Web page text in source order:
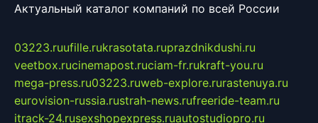
Актуальный каталог компаний по всей России
03223.ruufille.rukrasotata.ruprazdnikdushi.ru
veetbox.rucinemapost.ruciam-fr.rukraft-you.ru
mega-press.ru03223.ruweb-explore.rurastenuya.ru
eurovision-russia.rustrah-news.rufreeride-team.ru
itrack-24.rusexshopexpress.ruautostudiopro.ru